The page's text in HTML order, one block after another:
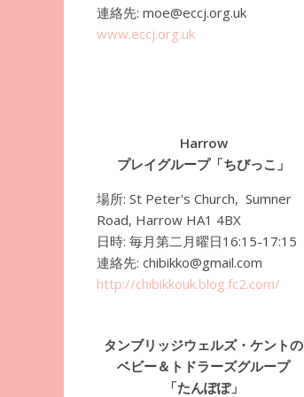
連絡先: moe@eccj.org.uk
www.eccj.org.uk
Harrow
プレイグループ「ちびっこ」
場所: St Peter's Church, Sumner
Road, Harrow HA1 4BX
日時: 毎月第二月曜日16:15-17:15
連絡先: chibikko@gmail.com
http://chibikkouk.blog.fc2.com/
タンブリッジウェルズ・ケントの
ベビー＆トドラーズグループ
「たんぽぽ」